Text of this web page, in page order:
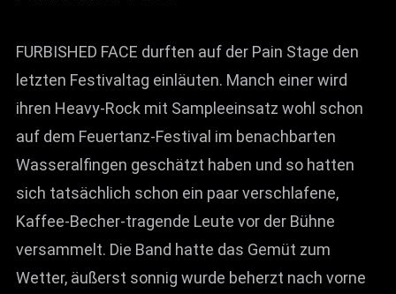
FURBISHED FACE durften auf der Pain Stage den
letzten Festivaltag einläuten. Manch einer wird
ihren Heavy-Rock mit Sampleeinsatz wohl schon
auf dem Feuertanz-Festival im benachbarten
Wasseralfingen geschätzt haben und so hatten
sich tatsächlich schon ein paar verschlafene,
Kaffee-Becher-tragende Leute vor der Bühne
versammelt. Die Band hatte das Gemüt zum
Wetter, äußerst sonnig wurde beherzt nach vorne